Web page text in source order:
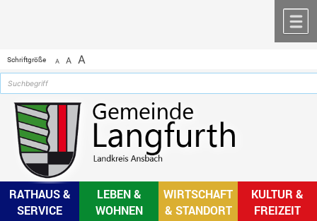
Schriftgröße A A A
RATHAUS &
SERVICE
LEBEN &
WOHNEN
WIRTSCHAFT
& STANDORT
KULTUR &
FREIZEIT